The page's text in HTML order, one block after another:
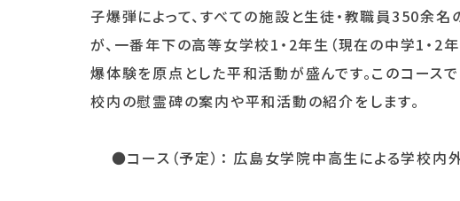
子爆弾によって、すべての施設と生徒・教職員350余
が、一番年下の高等女学校1・2年生（現在の中学1・2
爆体験を原点とした平和活動が盛んです。このコー
校内の慰霊碑の案内や平和活動の紹介をします。
●コース（予定）： 広島女学院中高生による学校内